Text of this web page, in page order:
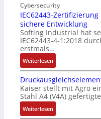
n
d
u
s
t
r
i
e
-
P
C
l
b
i
l
f
u
n
k
m
o
d
u
l
Cybersecurity
IEC62443-
sichere Entwicklung
Softing Industrial hat
IEC62443-4-1:2018
erstmals…
Weiterlesen:
I
E
6
2
4
Kaiser stellt mit Agro
Stahl A4 (V4A)
Weiterlesen: